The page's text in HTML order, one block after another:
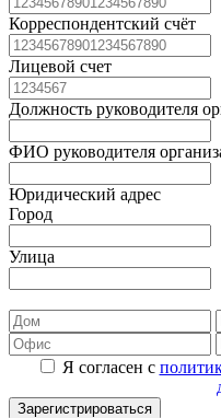
Корреспондентский счёт
Лицевой счет
Должность руководителя
ФИО руководителя
Юридический адрес
Город
Улица
Я согласен с
Зарегистрироваться